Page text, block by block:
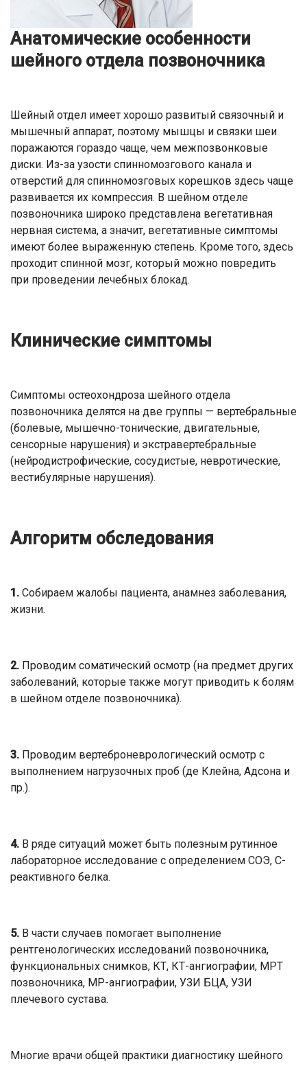
Анатомические особенности
шейного отдела позвоночника
Шейный отдел имеет хорошо развитый связочный и
мышечный аппарат, поэтому мышцы и связки шеи
поражаются гораздо чаще, чем межпозвонковые
диски. Из-за узости спинномозгового канала и
отверстий для спинномозговых корешков здесь чаще
развивается их компрессия. В шейном отделе
позвоночника широко представлена вегетативная
нервная система, а значит, вегетативные симптомы
имеют более выраженную степень. Кроме того, здесь
проходит спинной мозг, который можно повредить
при проведении лечебных блокад.
Клинические симптомы
Симптомы остеохондроза шейного отдела
позвоночника делятся на две группы — вертебральные
(болевые, мышечно-тонические, двигательные,
сенсорные нарушения) и экстравертебральные
(нейродистрофические, сосудистые, невротические,
вестибулярные нарушения).
Алгоритм обследования
1. Собираем жалобы пациента, анамнез заболевания,
жизни.
2. Проводим соматический осмотр (на предмет других
заболеваний, которые также могут приводить к болям
в шейном отделе позвоночника).
3. Проводим вертеброневрологический осмотр с
выполнением нагрузочных проб (де Клейна, Адсона и
пр.).
4. В ряде ситуаций может быть полезным рутинное
лабораторное исследование с определением СОЭ, С-
реактивного белка.
5. В части случаев помогает выполнение
рентгенологических исследований позвоночника,
функциональных снимков, КТ, КТ-ангиографии, МРТ
позвоночника, МР-ангиографии, УЗИ БЦА, УЗИ
плечевого сустава.
Многие врачи общей практики диагностику шейного